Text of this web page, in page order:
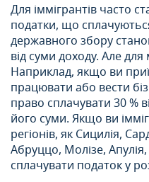
Для іммігрантів часто
податки, що сплачуються
державного збору
від суми доходу. Але для
Наприклад, якщо ви
працювати або вести
право сплачувати 30 %
його суми. Якщо ви
регіонів, як Сицилія,
Абруццо, Молізе,
сплачувати податок у